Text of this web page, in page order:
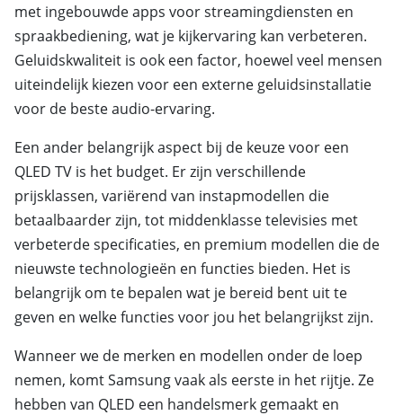
met ingebouwde apps voor streamingdiensten en
spraakbediening, wat je kijkervaring kan verbeteren.
Geluidskwaliteit is ook een factor, hoewel veel mensen
uiteindelijk kiezen voor een externe geluidsinstallatie
voor de beste audio-ervaring.
Een ander belangrijk aspect bij de keuze voor een
QLED TV is het budget. Er zijn verschillende
prijsklassen, variërend van instapmodellen die
betaalbaarder zijn, tot middenklasse televisies met
verbeterde specificaties, en premium modellen die de
nieuwste technologieën en functies bieden. Het is
belangrijk om te bepalen wat je bereid bent uit te
geven en welke functies voor jou het belangrijkst zijn.
Wanneer we de merken en modellen onder de loep
nemen, komt Samsung vaak als eerste in het rijtje. Ze
hebben van QLED een handelsmerk gemaakt en